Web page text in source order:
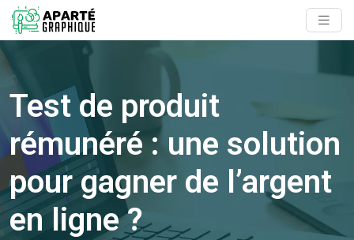
Test de produit
rémunéré : une solution
pour gagner de l’argent
en ligne ?